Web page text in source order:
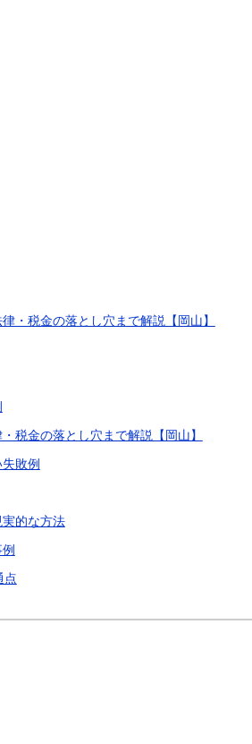
・税金の落とし穴まで解説【岡山】
税金の落とし穴まで解説【岡山】
敗例
的な方法
点